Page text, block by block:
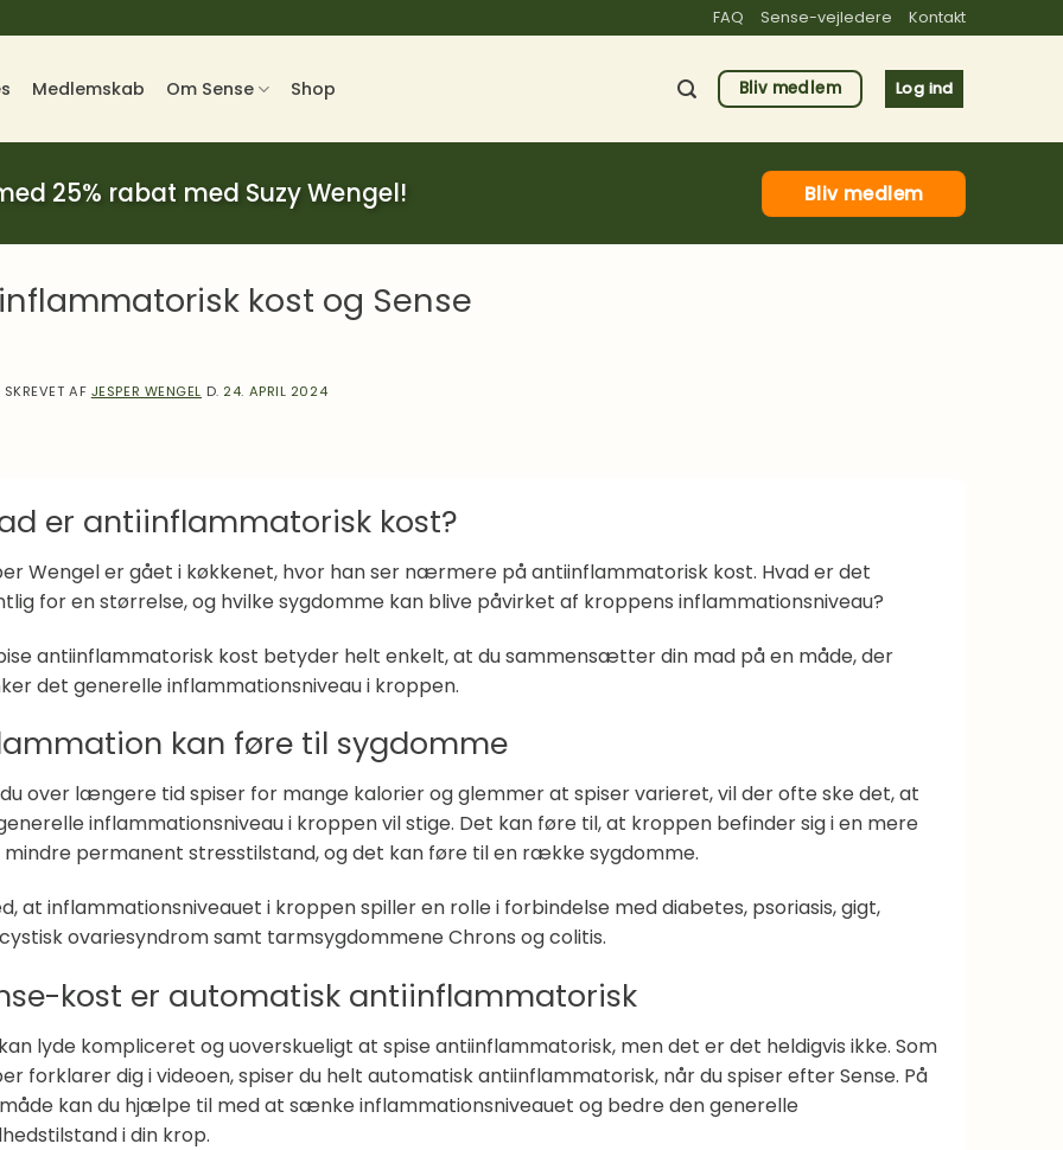
FAQ Sense-vejledere Kontakt
Medlemskab Om Sense Shop Bliv medlem Log ind
25% rabat med Suzy Wengel! Bliv medlem
kost og Sense
SKREVET AF JESPER WENGEL D. 24. APRIL 2024
er antiinflammatorisk kost?
Wengel er gået i køkkenet, hvor han ser nærmere på antiinflammatorisk kost. Hvad er det
for en størrelse, og hvilke sygdomme kan blive påvirket af kroppens inflammationsniveau?
antiinflammatorisk kost betyder helt enkelt, at du sammensætter din mad på en måde, der
det generelle inflammationsniveau i kroppen.
kan føre til sygdomme
du over længere tid spiser for mange kalorier og glemmer at spiser varieret, vil der ofte ske det, at
inflammationsniveau i kroppen vil stige. Det kan føre til, at kroppen befinder sig i en mere
permanent stresstilstand, og det kan føre til en række sygdomme.
at inflammationsniveauet i kroppen spiller en rolle i forbindelse med diabetes, psoriasis, gigt,
ovariesyndrom samt tarmsygdommene Chrons og colitis.
kost er automatisk antiinflammatorisk
lyde kompliceret og uoverskueligt at spise antiinflammatorisk, men det er det heldigvis ikke. Som
forklarer dig i videoen, spiser du helt automatisk antiinflammatorisk, når du spiser efter Sense. På
kan du hjælpe til med at sænke inflammationsniveauet og bedre den generelle
i din krop.